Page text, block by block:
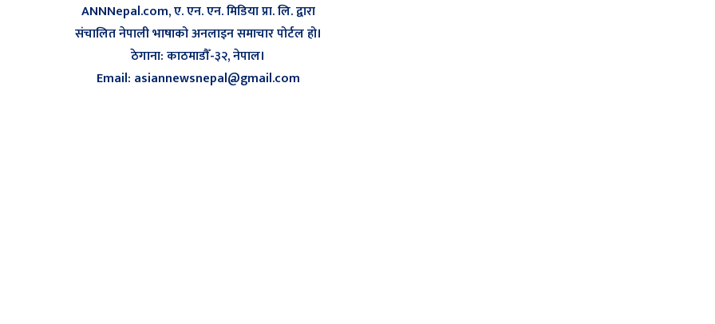
ANNNepal.com, ए. एन. एन. मिडिया प्रा. लि. द्वारा
संचालित नेपाली भाषाको अनलाइन समाचार पोर्टल हो।
ठेगाना: काठमाडौँ-३२, नेपाल।
Email: asiannewsnepal@gmail.com